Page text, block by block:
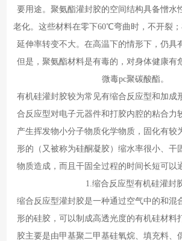
要用途。聚氨酯灌封胶的空间结构具备憎水
老化。这些材料在零下60℃弯曲时，不开裂；
延伸率转变不大。在高温下的情形下，仍具
但是，聚氨酯材料是有毒的，对身体健康有
微毒pc聚碳酸酯。
有机硅灌封胶较为常见有缩合反应型和加成
合反应型对电子元器件和打胶内腔的粘合力
产生挥发物小分子物质化学物质，固化有较
形的（又被称为硅酮凝胶）缩水率很小、干
物质造成，而且干固全过程的时间长短可以
1.缩合反应型有机硅灌封
缩合反应型灌封胶是一种通过空气中的和混
形的硅胶，可以制成高透光度的有机硅材料
胶主要是由甲基聚二甲基硅氧烷、填充料、